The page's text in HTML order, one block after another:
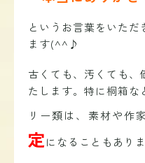
というお言葉をいた
ます(^^♪
古くても、汚くても、
たします。特に桐箱な
リー類は、素材や作
定になることもあり